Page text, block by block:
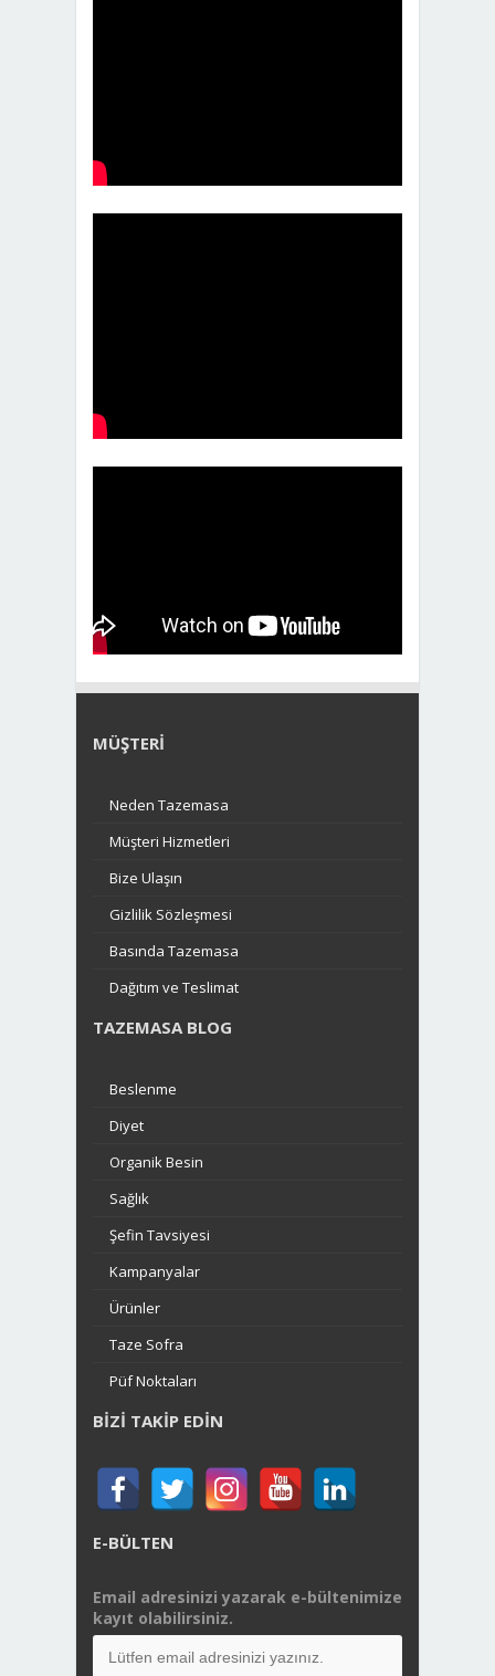
MÜŞTERI
Neden Tazemasa
Müşteri Hizmetleri
Bize Ulaşın
Gizlilik Sözleşmesi
Basında Tazemasa
Dağıtım ve Teslimat
TAZEMASA BLOG
Beslenme
Diyet
Organik Besin
Sağlık
Şefin Tavsiyesi
Kampanyalar
Ürünler
Taze Sofra
Püf Noktaları
BIZI TAKIP EDIN
E-BÜLTEN
Email adresinizi yazarak e-bültenimize
kayıt olabilirsiniz.